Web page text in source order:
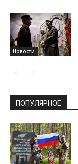
Новости
ПОПУЛЯРНОЕ